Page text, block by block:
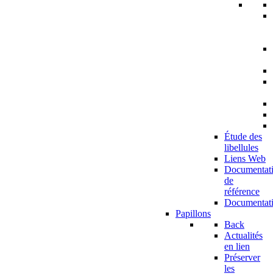
Étude des
libellules
Liens Web
de
référence
Papillons
Back
Actualités
en lien
Préserver
les